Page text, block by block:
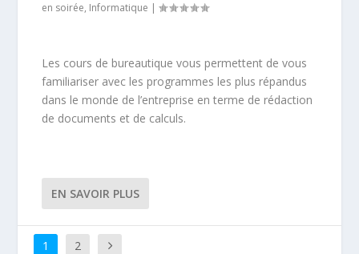
en soirée, Informatique |
Les cours de bureautique vous permettent de vous
familiariser avec les programmes les plus répandus
dans le monde de l’entreprise en terme de rédaction
de documents et de calculs.
EN SAVOIR PLUS
1 2